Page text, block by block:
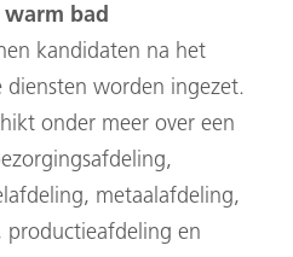
bad
kandidaten na het
diensten worden ingezet.
onder meer over een
metaalafdeling,
productieafdeling en